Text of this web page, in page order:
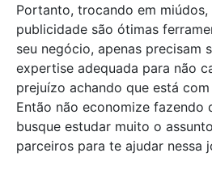
Portanto, trocando em
publicidade são ótimas
seu negócio, apenas precisam
expertise adequada para não
prejuízo achando que está
Então não economize fazendo
busque estudar muito o
parceiros para te ajudar nessa